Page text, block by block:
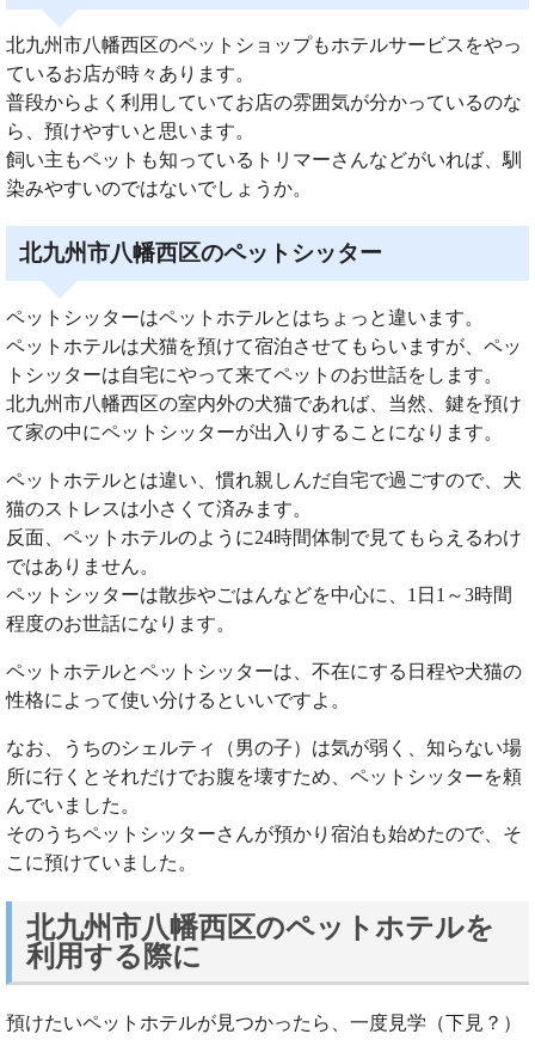
北九州市八幡西区のペットショップもホテルサービスをやっ
ているお店が時々あります。
普段からよく利用していてお店の雰囲気が分かっているのな
ら、預けやすいと思います。
飼い主もペットも知っているトリマーさんなどがいれば、馴
染みやすいのではないでしょうか。
北九州市八幡西区のペットシッター
ペットシッターはペットホテルとはちょっと違います。
ペットホテルは犬猫を預けて宿泊させてもらいますが、ペッ
トシッターは自宅にやって来てペットのお世話をします。
北九州市八幡西区の室内外の犬猫であれば、当然、鍵を預け
て家の中にペットシッターが出入りすることになります。
ペットホテルとは違い、慣れ親しんだ自宅で過ごすので、犬
猫のストレスは小さくて済みます。
反面、ペットホテルのように24時間体制で見てもらえるわけ
ではありません。
ペットシッターは散歩やごはんなどを中心に、1日1～3時間
程度のお世話になります。
ペットホテルとペットシッターは、不在にする日程や犬猫の
性格によって使い分けるといいですよ。
なお、うちのシェルティ（男の子）は気が弱く、知らない場
所に行くとそれだけでお腹を壊すため、ペットシッターを頼
んでいました。
そのうちペットシッターさんが預かり宿泊も始めたので、そ
こに預けていました。
北九州市八幡西区のペットホテルを
利用する際に
預けたいペットホテルが見つかったら、一度見学（下見？）